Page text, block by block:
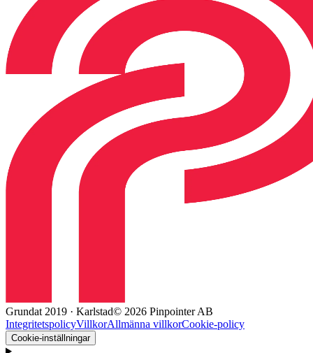
Grundat 2019 · Karlstad© 2026 Pinpointer AB
IntegritetspolicyVillkorAllmänna villkorCookie-policy
Cookie-inställningar